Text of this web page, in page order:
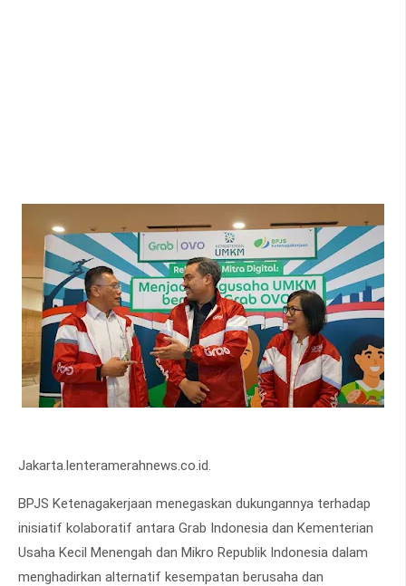
Jakarta.lenteramerahnews.co.id.
BPJS Ketenagakerjaan menegaskan dukungannya terhadap
inisiatif kolaboratif antara Grab Indonesia dan Kementerian
Usaha Kecil Menengah dan Mikro Republik Indonesia dalam
menghadirkan alternatif kesempatan berusaha dan